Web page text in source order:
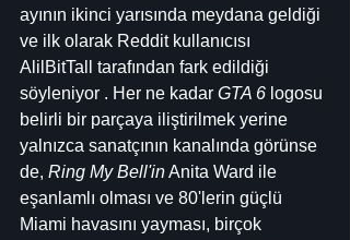
ayının ikinci yarısında meydana geldiği
ve ilk olarak Reddit kullanıcısı
AlilBitTall tarafından fark edildiği
söyleniyor . Her ne kadar GTA 6 logosu
belirli bir parçaya iliştirilmek yerine
yalnızca sanatçının kanalında görünse
de, Ring My Bell'in Anita Ward ile
eşanlamlı olması ve 80'lerin güçlü
Miami havasını yayması, birçok